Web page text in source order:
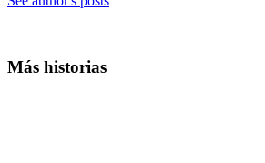
Más historias